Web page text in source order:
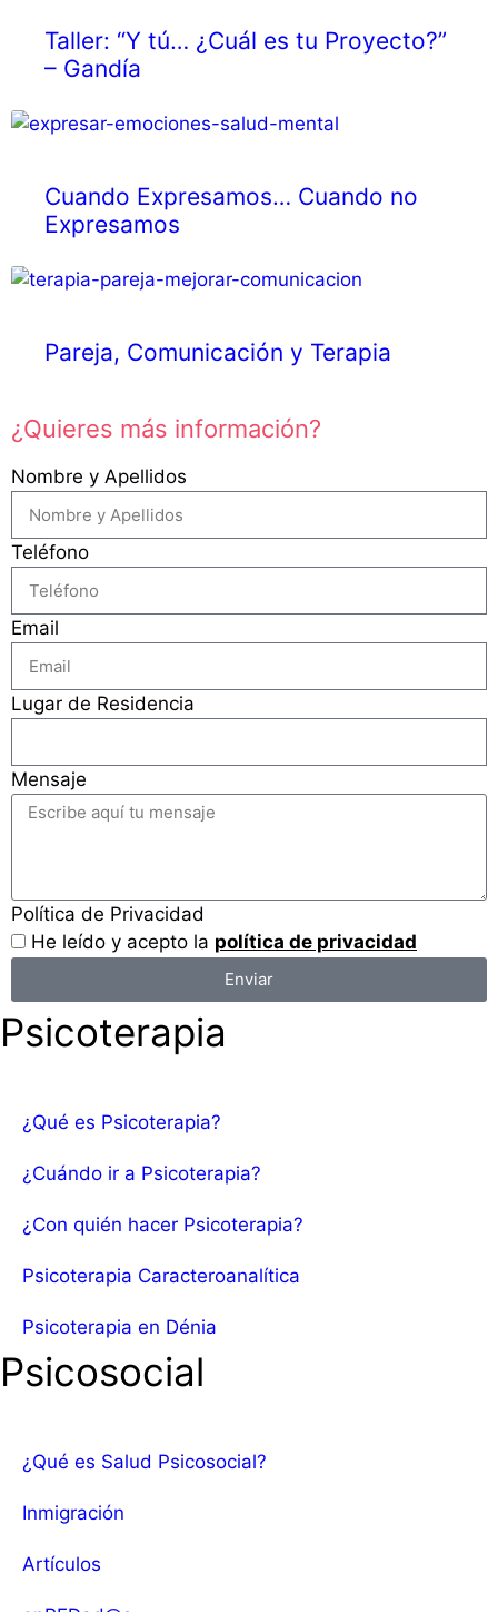
Taller: “Y tú… ¿Cuál es tu Proyecto?”
– Gandía
Cuando Expresamos… Cuando no
Expresamos
Pareja, Comunicación y Terapia
¿Quieres más información?
Nombre y Apellidos
Teléfono
Email
Lugar de Residencia
Mensaje
Política de Privacidad
He leído y acepto la política de privacidad
Enviar
Psicoterapia
¿Qué es Psicoterapia?
¿Cuándo ir a Psicoterapia?
¿Con quién hacer Psicoterapia?
Psicoterapia Caracteroanalítica
Psicoterapia en Dénia
Psicosocial
¿Qué es Salud Psicosocial?
Inmigración
Artículos